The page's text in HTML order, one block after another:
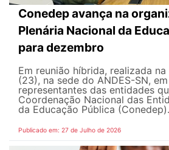
Conedep avança na
Plenária Nacional da
para dezembro
Em reunião híbrida, realizada
(23), na sede do ANDES-SN,
representantes das entidades
Coordenação Nacional das
da Educação Pública
Publicado em: 27 de Julho de 2026